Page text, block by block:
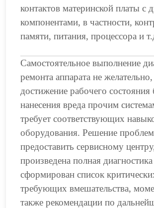
контактов материнской платы с
компонентами, в частности,
памяти, питания, процессора и
Самостоятельное выполнение
ремонта аппарата не
достижение рабочего состояния
нанесения вреда прочим
требует соответствующих
оборудования. Решение
предоставить сервисному
произведена полная
сформирован список
требующих вмешательства,
также рекомендации по